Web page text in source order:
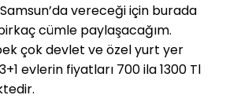
Samsun’da vereceği için burada
cümle paylaşacağım.
çok devlet ve özel yurt yer
evlerin fiyatları 700 ila 1300 Tl